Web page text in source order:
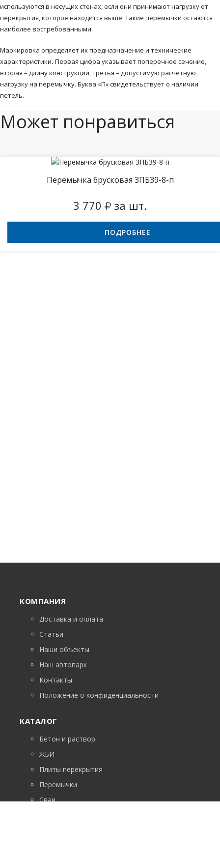
используются в несущих стенах, если они принимают нагрузку от
перекрытия, которое находится выше. Такие перемычки остаются
наиболее востребованными.
Маркировка определяет их предназначение и технические
характеристики. Первая цифра указывает поперечное сечение,
вторая – длину конструкции, третья – допустимую расчетную
нагрузку на перемычку. Буква «П» свидетельствует о наличии
петель.
Может понравиться
Перемычка брусковая 3ПБ39-8-п
3 770 за шт.
ПОДРОБНЕЕ
КОМПАНИЯ
Доставка и оплата
Статьи
Наши объекты
Наш автопарк
Контакты
Положение о конфиденциальности
КАТАЛОГ
Бетон и раствор
ЖБИ
Плиты перекрытия
Перемычки
Сваи